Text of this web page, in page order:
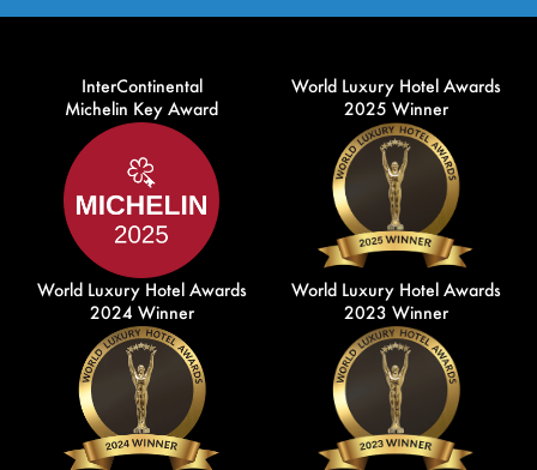
InterContinental
Michelin Key Award
World Luxury Hotel Awards
2025 Winner
World Luxury Hotel Awards
2024 Winner
World Luxury Hotel Awards
2023 Winner